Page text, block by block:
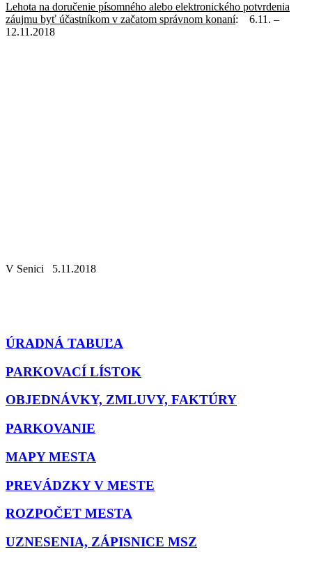
Lehota na doručenie písomného alebo elektronického potvrdenia
záujmu byť účastníkom v začatom správnom konaní: 6.11. –
12.11.2018
V Senici 5.11.2018
ÚRADNÁ TABUĽA
PARKOVACÍ LÍSTOK
OBJEDNÁVKY, ZMLUVY, FAKTÚRY
PARKOVANIE
MAPY MESTA
PREVÁDZKY V MESTE
ROZPOČET MESTA
UZNESENIA, ZÁPISNICE MSZ